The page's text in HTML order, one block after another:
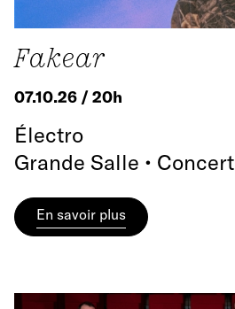
Fakear
07.10.26 / 20h
Électro
Grande Salle • Concert
En savoir plus